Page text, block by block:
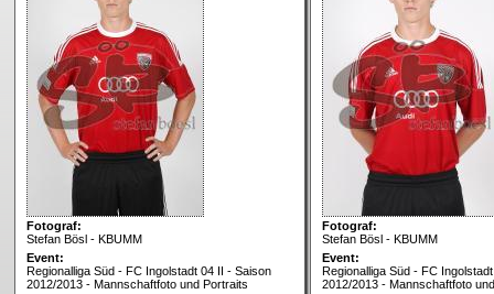
Fotograf:
Stefan Bösl - KBUMM
Event:
Regionalliga Süd - FC Ingolstadt 04 II - Saison
2012/2013 - Mannschaftfoto und Portraits
Fotograf:
Stefan Bösl - KBUMM
Event:
Regionalliga Süd - FC
2012/2013 - Mannschaftfoto